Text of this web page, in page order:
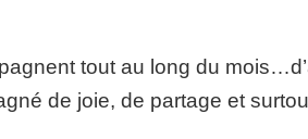
tout au long du
de joie, de partage et